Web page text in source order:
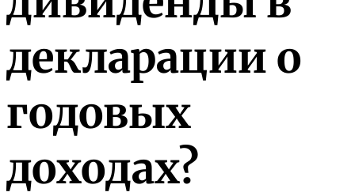
декларации о
годовых
доходах?